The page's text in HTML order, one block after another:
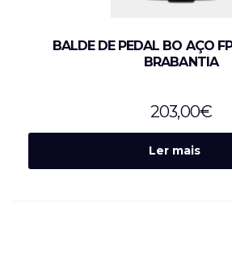
BALDE DE PEDAL BO AÇO
BRABANTIA
203,00€
Ler mais